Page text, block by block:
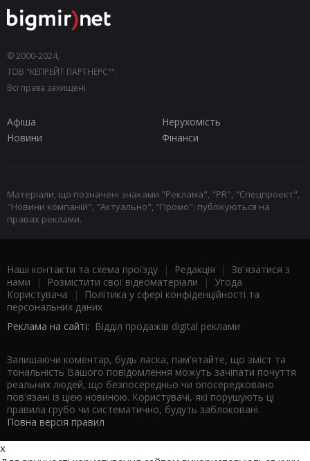
© 2000-2024,
ТОВ "КЕПРЕЙТ ПАРТНЕРС"".
Всі права захищені.
Афіша
Нерухомість
Новини
Фінанси
Матеріали, що позначені знаками "Реклама", "PR", "Спецпроект",
"Новини компаній", "Актуально", "Промо", публікуються на
правах реклами.
Наші контакти та схема проїзду | Редакція | Зв'язатися з
нами | Розмістити свої відеоматеріали | Угода
Користувача |
Політика у сфері конфіденційності та
персональних даних
Реклама на сайті: Відділ продажів digital реклами
Залишаючи коментар, будь ласка, пам'ятайте, що зміст та
тональність Вашого повідомлення можуть зачіпати почуття
реальних людей, що безпосередньо чи опосередковано
пов'язані із цією новиною. Користувачі, які порушують ці
правила грубо чи систематично, будуть заблоковані.
Повна версія правил
x